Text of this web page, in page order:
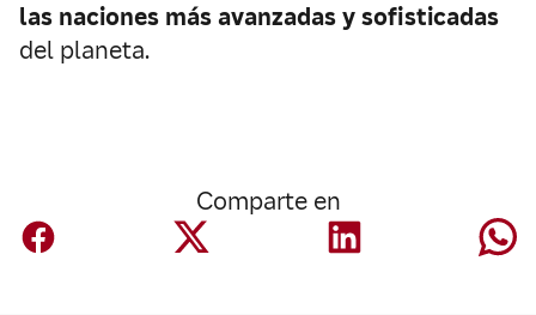
las naciones más avanzadas y sofisticadas
del planeta.
Comparte en